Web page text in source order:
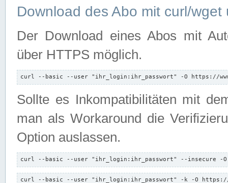
Download des Abo mit curl/
Der Download eines Abos mit
über HTTPS möglich.
curl --basic --user "ihr_login:ihr_passwort" -O https://
Sollte es Inkompatibilitäten mit
man als Workaround die
Option auslassen.
curl --basic --user "ihr_login:ihr_passwort" --insecure -
curl --basic --user "ihr_login:ihr_passwort" -k -O https://